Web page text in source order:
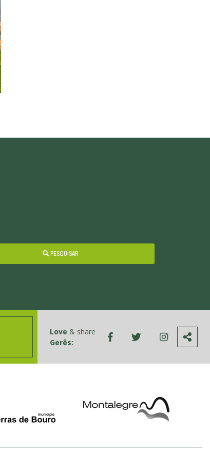
PESQUISAR
Love & share
Gerês: